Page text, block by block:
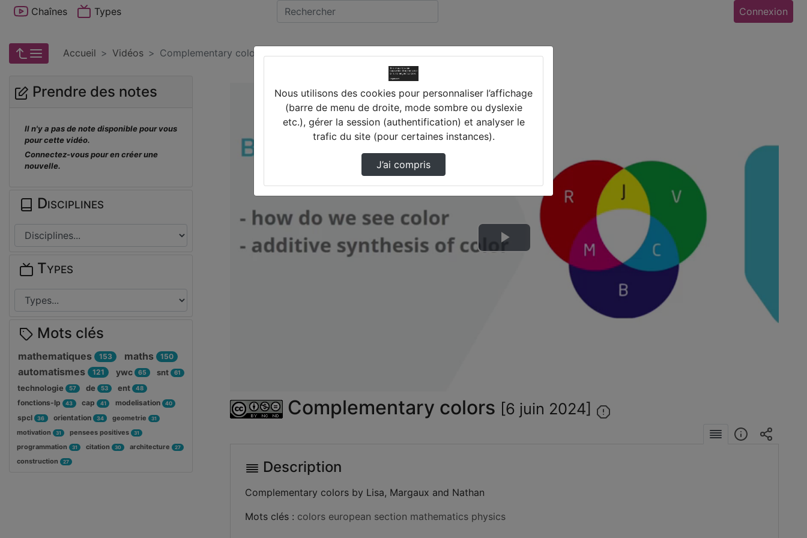
Chaînes Types Connexion
Accueil Vidéos Complementary colors
Lire
Complementary colors [6 juin 2024]
Description
Complementary colors by Lisa, Margaux and Nathan
Mots clés : colors european section mathematics physics
Prendre des notes
Il n'y a pas de note disponible pour vous
pour cette vidéo.
Connectez-vous pour en créer une
nouvelle.
Disciplines
Types
Mots clés
mathematiques 153 maths 150
automatismes 121 ywc 65 snt 61
technologie 57 de 53 ent 48
fonctions-lp 43 cap 41 modelisation 40
spcl 36 orientation 34 geometrie 31
motivation 31 pensees positives 31
programmation 31 citation 30 architecture 27
construction 27
Nous utilisons des cookies pour personnaliser l’affichage
(barre de menu de droite, mode sombre ou dyslexie
etc.), gérer la session (authentification) et analyser le
trafic du site (pour certaines instances).
J’ai compris